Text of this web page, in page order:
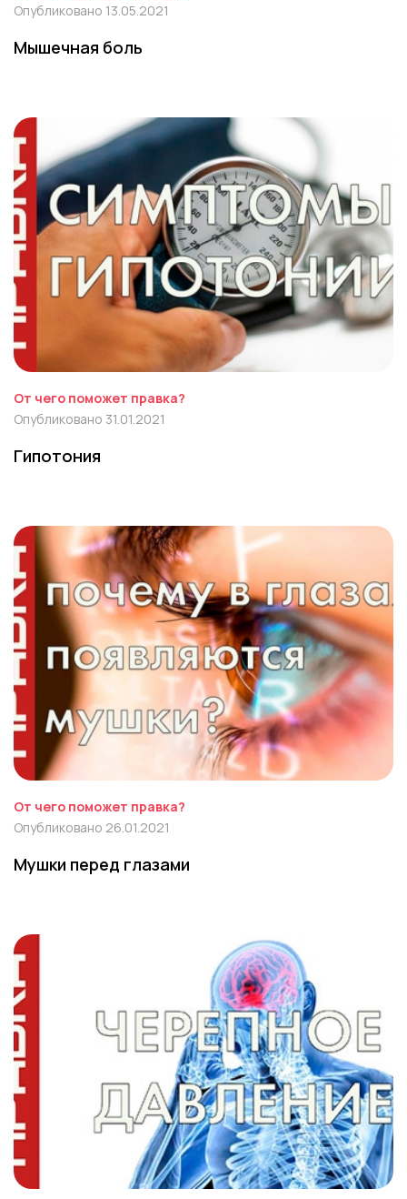
Опубликовано 13.05.2021
Мышечная боль
От чего поможет правка?
Опубликовано 31.01.2021
Гипотония
От чего поможет правка?
Опубликовано 26.01.2021
Мушки перед глазами